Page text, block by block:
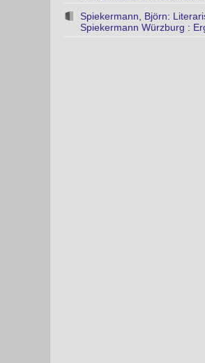
Spiekermann, Björn:
Spiekermann Würzburg :